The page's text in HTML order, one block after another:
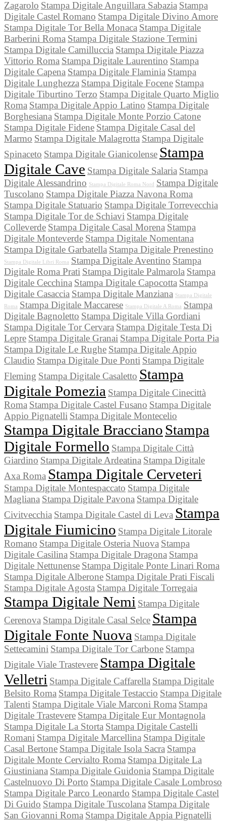
Zagarolo Stampa Digitale Anguillara Sabazia Stampa
Digitale Castel Romano Stampa Digitale Divino Amore
Stampa Digitale Tor Bella Monaca Stampa Digitale
Barberini Roma Stampa Digitale Stazione Termini
Stampa Digitale Camilluccia Stampa Digitale Piazza
Vittorio Roma Stampa Digitale Laurentino Stampa
Digitale Capena Stampa Digitale Flaminia Stampa
Digitale Lunghezza Stampa Digitale Focene Stampa
Digitale Tiburtino Terzo Stampa Digitale Quarto Miglio
Roma Stampa Digitale Appio Latino Stampa Digitale
Borghesiana Stampa Digitale Monte Porzio Catone
Stampa Digitale Fidene Stampa Digitale Casal del
Marmo Stampa Digitale Malagrotta Stampa Digitale
Spinaceto Stampa Digitale Gianicolense Stampa
Digitale Cave Stampa Digitale Salaria Stampa
Digitale Alessandrino Stampa Digitale Roma Nord
Stampa Digitale
Tuscolano Stampa Digitale Piazza Navona Roma
Stampa Digitale Statuario Stampa Digitale Torrevecchia
Stampa Digitale Tor de Schiavi Stampa Digitale
Colleverde Stampa Digitale Casal Morena Stampa
Digitale Monteverde Stampa Digitale Nomentana
Stampa Digitale Garbatella Stampa Digitale Prenestino
Stampa Digitale Libri Roma Stampa Digitale Aventino Stampa
Digitale Roma Prati Stampa Digitale Palmarola Stampa
Digitale Cecchina Stampa Digitale Capocotta Stampa
Digitale Casaccia Stampa Digitale Manziana Stampa Digitale
Roma Stampa Digitale Maccarese Stampa Digitale A Roma Stampa
Digitale Bagnoletto Stampa Digitale Villa Gordiani
Stampa Digitale Tor Cervara Stampa Digitale Testa Di
Lepre Stampa Digitale Granai Stampa Digitale Porta Pia
Stampa Digitale Le Rughe Stampa Digitale Appio
Claudio Stampa Digitale Due Ponti Stampa Digitale
Fleming Stampa Digitale Casaletto Stampa
Digitale Pomezia Stampa Digitale Cinecittà
Roma Stampa Digitale Castel Fusano Stampa Digitale
Appio Pignatelli Stampa Digitale Montecelio
Stampa Digitale Bracciano Stampa
Digitale Formello Stampa Digitale Città
Giardino Stampa Digitale Ardeatina Stampa Digitale
Axa Roma Stampa Digitale Cerveteri
Stampa Digitale Montespaccato Stampa Digitale
Magliana Stampa Digitale Pavona Stampa Digitale
Civitvecchia Stampa Digitale Castel di Leva Stampa
Digitale Fiumicino Stampa Digitale Litorale
Romano Stampa Digitale Osteria Nuova Stampa
Digitale Casilina Stampa Digitale Dragona Stampa
Digitale Nettunense Stampa Digitale Ponte Linari Roma
Stampa Digitale Alberone Stampa Digitale Prati Fiscali
Stampa Digitale Agosta Stampa Digitale Torregaia
Stampa Digitale Nemi Stampa Digitale
Cerenova Stampa Digitale Casal Selce Stampa
Digitale Fonte Nuova Stampa Digitale
Settecamini Stampa Digitale Tor Carbone Stampa
Digitale Viale Trastevere Stampa Digitale
Velletri Stampa Digitale Caffarella Stampa Digitale
Belsito Roma Stampa Digitale Testaccio Stampa Digitale
Talenti Stampa Digitale Viale Marconi Roma Stampa
Digitale Trastevere Stampa Digitale Eur Montagnola
Stampa Digitale La Storta Stampa Digitale Castelli
Romani Stampa Digitale Marcellina Stampa Digitale
Casal Bertone Stampa Digitale Isola Sacra Stampa
Digitale Monte Cervialto Roma Stampa Digitale La
Giustiniana Stampa Digitale Guidonia Stampa Digitale
Castelnuovo Di Porto Stampa Digitale Casale Lombroso
Stampa Digitale Parco Leonardo Stampa Digitale Castel
Di Guido Stampa Digitale Tuscolana Stampa Digitale
San Giovanni Roma Stampa Digitale Appia Pignatelli